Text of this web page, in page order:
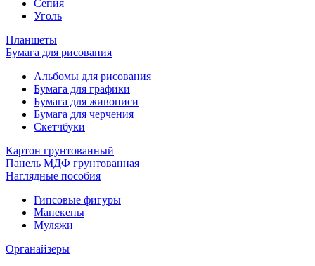
Сепия
Уголь
Планшеты
Бумага для рисования
Альбомы для рисования
Бумага для графики
Бумага для живописи
Бумага для черчения
Скетчбуки
Картон грунтованный
Панель МДФ грунтованная
Наглядные пособия
Гипсовые фигуры
Манекены
Муляжи
Органайзеры